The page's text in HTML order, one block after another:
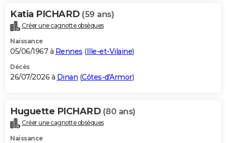
Carte de Noël
Carte Bonne année
Carte Saint-Valentin
Carte Pâques
Carte d'anniversaire
DICTIONNAIRE
Dictionnaire
Biographies
Citations
Expressions
Proverbes
PROGRAMME TV
S'inscrire
Se connecter
Lycées
Collèges
Primaires
Universités
Entreprises
Service militaire
Avis de recherche
AVIS DE DÉCÈS
Bricolage
Lifestyle
Culture
Sport
Auto
Television
Voyage
Cinema
Katia PICHARD (59 ans)
Créer une cagnotte obsèques
Naissance
05/06/1967 à Rennes (Ille-et-Vilaine)
Décès
26/07/2026 à Dinan (Côtes-d'Armor)
Huguette PICHARD (80 ans)
Créer une cagnotte obsèques
Naissance